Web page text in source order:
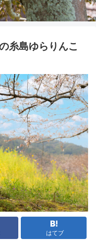
糸島ゆらりんこ
はてブ